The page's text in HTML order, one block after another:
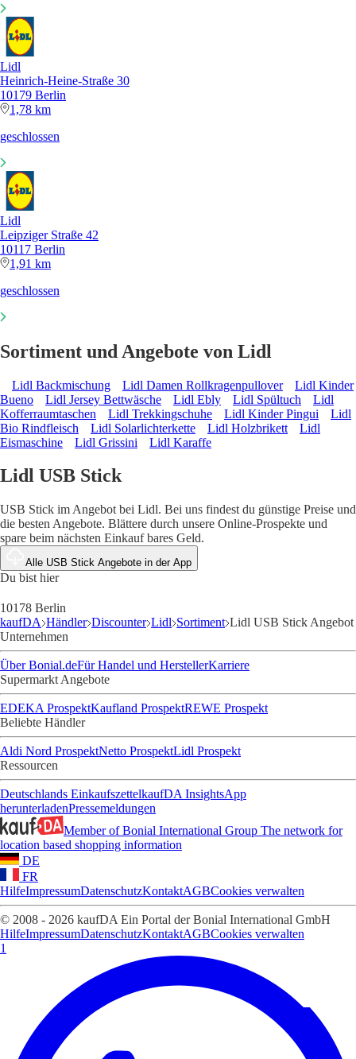
Lidl
Heinrich-Heine-Straße 30
10179 Berlin
1,78 km
geschlossen
Lidl
Leipziger Straße 42
10117 Berlin
1,91 km
geschlossen
Sortiment und Angebote von Lidl
Lidl Backmischung Lidl Damen Rollkragenpullover
Lidl Kinder
Bueno
Lidl Jersey Bettwäsche Lidl Ebly Lidl Spültuch
Lidl
Kofferraumtaschen
Lidl Trekkingschuhe Lidl Kinder Pingui
Lidl
Bio Rindfleisch
Lidl Solarlichterkette Lidl Holzbrikett
Lidl
Eismaschine
Lidl Grissini Lidl Karaffe
Lidl USB Stick
USB Stick im Angebot bei Lidl. Bei uns findest du günstige Preise und
die besten Angebote. Blättere durch unsere Online-Prospekte und
spare beim nächsten Einkauf bares Geld.
Alle USB Stick Angebote in der App
Du bist hier
10178 Berlin
kaufDA Händler Discounter Lidl Sortiment Lidl USB Stick Angebot
Unternehmen
Über Bonial.deFür Handel und HerstellerKarriere
Supermarkt Angebote
EDEKA ProspektKaufland ProspektREWE Prospekt
Beliebte Händler
Aldi Nord ProspektNetto ProspektLidl Prospekt
Ressourcen
Deutschlands EinkaufszettelkaufDA InsightsApp
herunterladenPressemeldungen
Member of Bonial International Group The network for
location based shopping information
DE
FR
HilfeImpressumDatenschutzKontaktAGBCookies verwalten
© 2008 - 2026 kaufDA Ein Portal der Bonial International GmbH
HilfeImpressumDatenschutzKontaktAGBCookies verwalten
1